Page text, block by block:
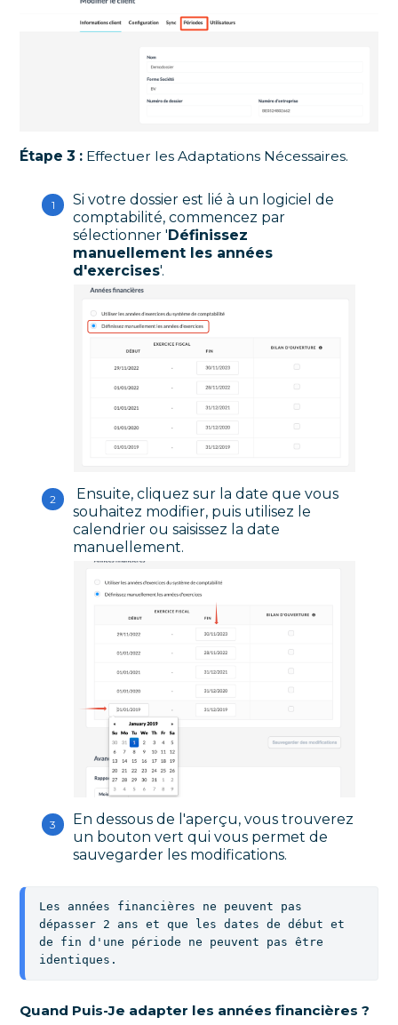
Étape 3 : Effectuer les Adaptations Nécessaires.
Si votre dossier est lié à un logiciel de
comptabilité, commencez par
sélectionner 'Définissez
manuellement les années
d'exercises'.
Ensuite, cliquez sur la date que vous
souhaitez modifier, puis utilisez le
calendrier ou saisissez la date
manuellement.
En dessous de l'aperçu, vous trouverez
un bouton vert qui vous permet de
sauvegarder les modifications.
Les années financières ne peuvent pas
dépasser 2 ans et que les dates de début et
de fin d'une période ne peuvent pas être
identiques.
Quand Puis-Je adapter les années financières ?